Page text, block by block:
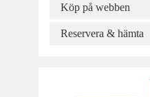
Köp på webben
Reservera & hämta